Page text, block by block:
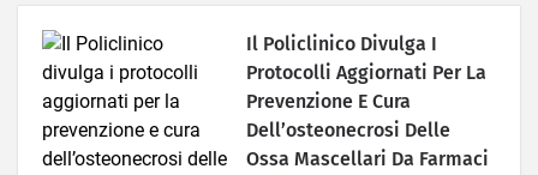
Il Policlinico Divulga I
Protocolli Aggiornati Per La
Prevenzione E Cura
Dell’osteonecrosi Delle
Ossa Mascellari Da Farmaci